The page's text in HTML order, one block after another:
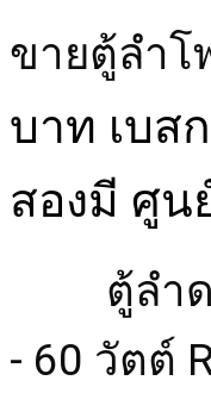
ขายตู้ลำโ
บาท เบส
สองมี ศูน
- 60 วัตต์